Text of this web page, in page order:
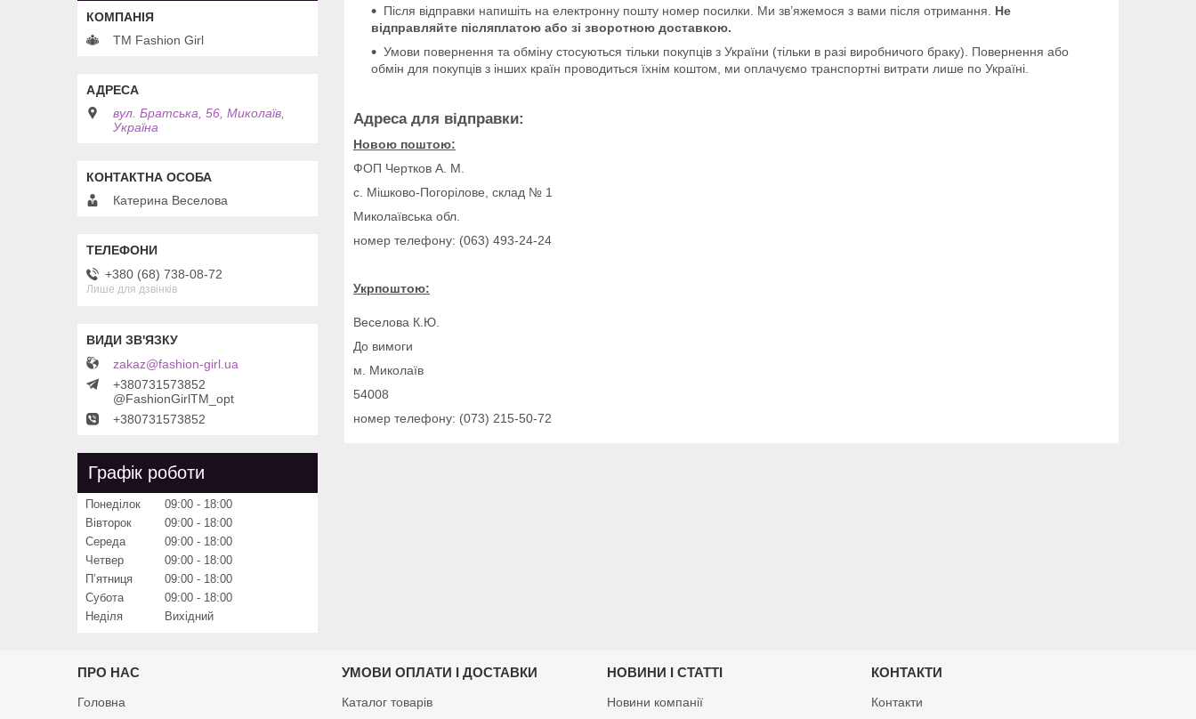
Після відправки напишіть на електронну пошту номер посилки. Ми зв’яжемося з вами після отримання. Не
відправляйте післяплатою або зі зворотною доставкою.
Умови повернення та обміну стосуються тільки покупців з України (тільки в разі виробничого браку). Повернення або
обмін для покупців з інших країн проводиться їхнім коштом, ми оплачуємо транспортні витрати лише по Україні.
Адреса для відправки:
Новою поштою:
ФОП Чертков А. М.
с. Мішково-Погорілове, склад № 1
Миколаївська обл.
номер телефону: (063) 493-24-24
Укрпоштою:
Веселова К.Ю.
До вимоги
м. Миколаїв
54008
номер телефону: (073) 215-50-72
TM Fashion Girl
вул. Братська, 56, Миколаїв,
Україна
Катерина Веселова
+380 (68) 738-08-72
Лише для дзвінків
zakaz@fashion-girl.ua
+380731573852
@FashionGirlTM_opt
+380731573852
Графік роботи
Понеділок 09:00
18:00
Вівторок
09:00
18:00
Середа
09:00
18:00
Четвер
09:00
18:00
Пʼятниця
09:00
18:00
Субота
09:00
18:00
Неділя
Вихідний
ПРО НАС
Головна
УМОВИ ОПЛАТИ І ДОСТАВКИ
Каталог товарів
НОВИНИ І СТАТТІ
Новини компанії
КОНТАКТИ
Контакти